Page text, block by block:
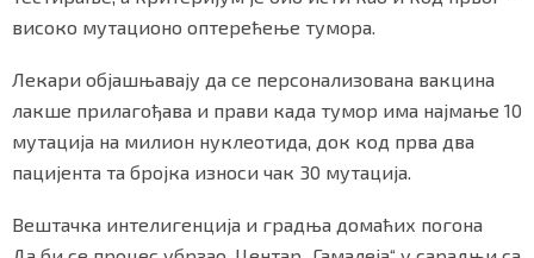
високо мутационо оптерећење тумора.
Лекари објашњавају да се персонализована вакцина
лакше прилагођава и прави када тумор има најмање 10
мутација на милион нуклеотида, док код прва два
пацијента та бројка износи чак 30 мутација.
Вештачка интелигенција и градња домаћих погона